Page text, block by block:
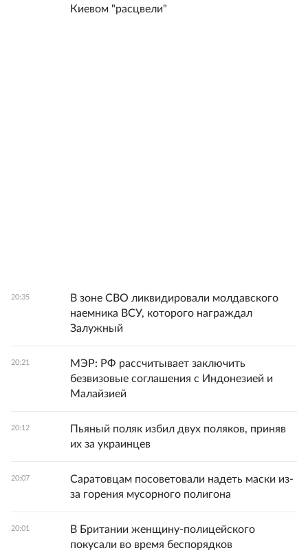
Киевом "расцвели"
20:35
В зоне СВО ликвидировали молдавского
наемника ВСУ, которого награждал
Залужный
20:21
МЭР: РФ рассчитывает заключить
безвизовые соглашения с Индонезией и
Малайзией
20:12
Пьяный поляк избил двух поляков, приняв
их за украинцев
20:07
Саратовцам посоветовали надеть маски из-
за горения мусорного полигона
20:01
В Британии женщину-полицейского
покусали во время беспорядков